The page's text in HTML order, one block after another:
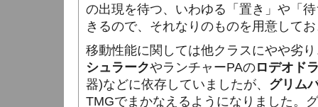
の出現を待つ、いわゆる「置き」や「
きるので、それなりのものを用意して
移動性能に関しては他クラスにやや劣
シュラークやランチャーPAのロデオド
器)などに依存していましたが、 グリム
TMGでまかなえるようになりました。